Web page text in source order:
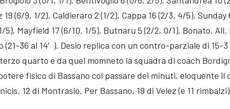
(6/9, 1/2), Caldieraro 2 (1/2), Cappa 16 (2/3, 4/5),
5), Mayfield 17 (6/10, 1/5), Butnaru 5 (2/2, 0/1), Bonato.
36 al 14′), Desio replica con un contro-parziale di
quarto e da quel momneto la squadra di coach
fisico di Bassano col passare dei minuti, eloquente
12 di Montrasio. Per Bassano, 19 di Velez (e 11